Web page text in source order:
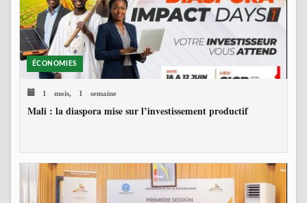
ÉCONOMIES
1 mois, 1 semaine
Mali : la diaspora mise sur l’investissement productif